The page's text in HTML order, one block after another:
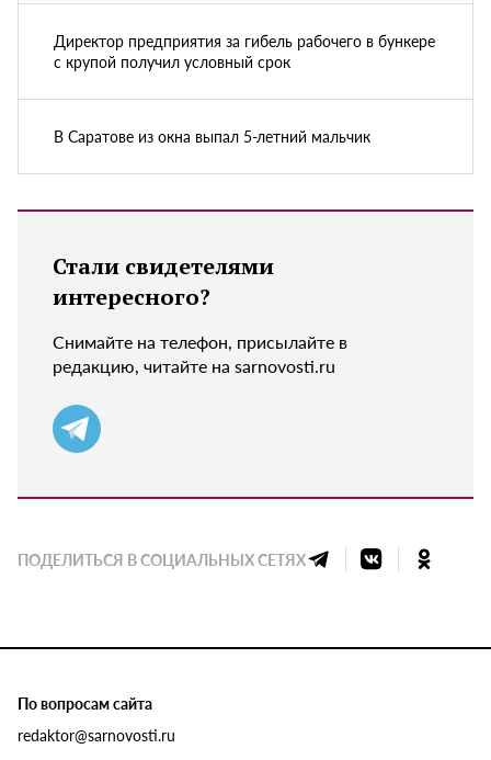
Директор предприятия за гибель рабочего в бункере
с крупой получил условный срок
В Саратове из окна выпал 5-летний мальчик
Стали свидетелями
интересного?
Снимайте на телефон, присылайте в
редакцию, читайте на sarnovosti.ru
ПОДЕЛИТЬСЯ В СОЦИАЛЬНЫХ СЕТЯХ
По вопросам сайта
redaktor@sarnovosti.ru